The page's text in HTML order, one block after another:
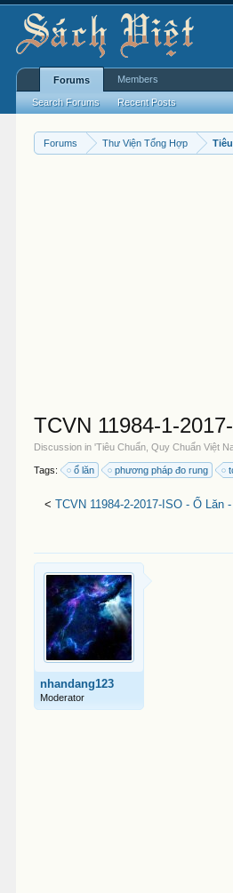
Forums Thư Viện Tổng Hợp
TCVN 11984-1-
Discussion in 'Tiêu Chuẩn, Quy Chuẩn Việt
Tags: ổ lăn phương pháp đo rung
< TCVN 11984-2-2017-ISO - Ổ
nhandang123
Moderator
Forums
Search Forums Recent Posts
Members